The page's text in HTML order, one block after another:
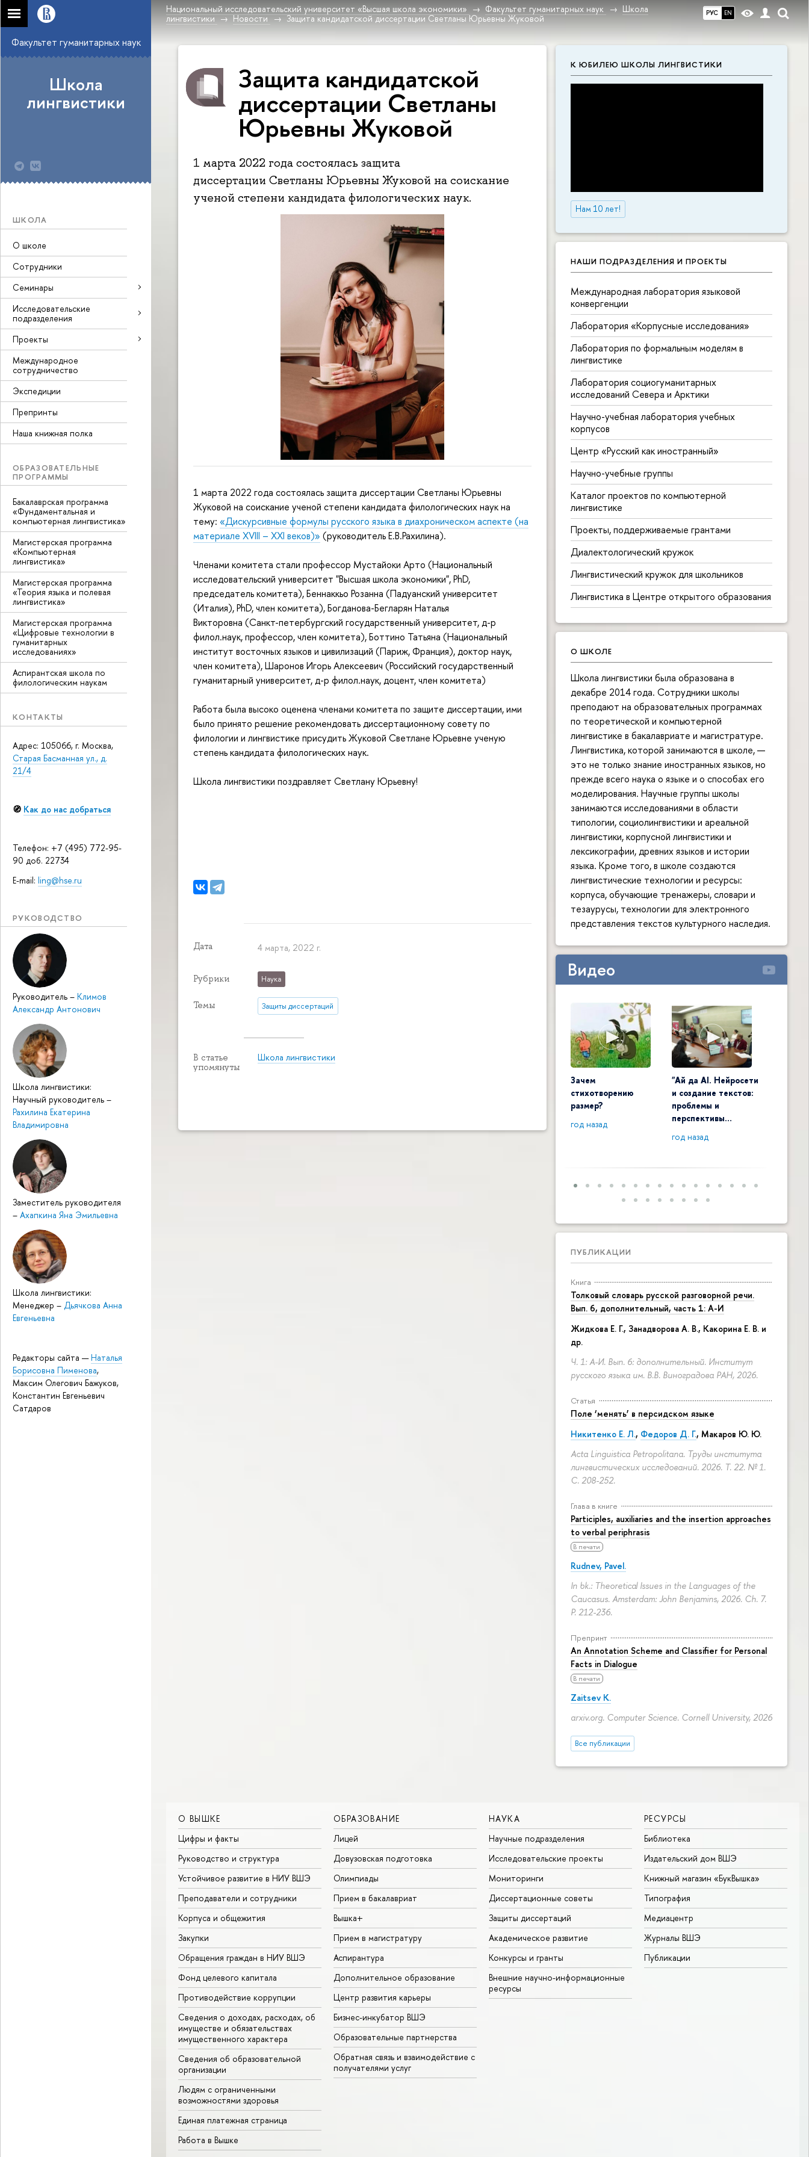
РУС EN
Национальный исследовательский университет «Высшая школа экономики» Факультет гуманитарных наук
Школа
лингвистики
Новости Защита кандидатской диссертации Светланы Юрьевны Жуковой
Факультет гуманитарных наук
Школа
лингвистики
ШКОЛА
О школе
Сотрудники
Семинары
Исследовательские
подразделения
Проекты
Международное
сотрудничество
Экспедиции
Препринты
Наша книжная полка
ОБРАЗОВАТЕЛЬНЫЕ
ПРОГРАММЫ
Бакалаврская программа
«Фундаментальная и
компьютерная лингвистика»
Магистерская программа
«Компьютерная
лингвистика»
Магистерская программа
«Теория языка и полевая
лингвистика»
Магистерская программа
«Цифровые технологии в
гуманитарных
исследованиях»
Аспирантская школа по
филологическим наукам
КОНТАКТЫ
Адрес: 105066, г. Москва,
Старая Басманная ул., д.
21/4
🧭 Как до нас добраться
Телефон: +7 (495) 772-95-
90 доб. 22734
E-mail: ling@hse.ru
РУКОВОДСТВО
Руководитель – Климов
Александр Антонович
Школа лингвистики:
Научный руководитель –
Рахилина Екатерина
Владимировна
Заместитель руководителя
– Ахапкина Яна Эмильевна
Школа лингвистики:
Менеджер – Дьячкова Анна
Евгеньевна
Редакторы сайта —Наталья
Борисовна Пименова,
Максим Олегович Бажуков,
Константин Евгеньевич
Сатдаров
К ЮБИЛЕЮ ШКОЛЫ ЛИНГВИСТИКИ
Нам 10 лет!
НАШИ ПОДРАЗДЕЛЕНИЯ И ПРОЕКТЫ
Международная лаборатория языковой
конвергенции
Лаборатория «Корпусные исследования»
Лаборатория по формальным моделям в
лингвистике
Лаборатория социогуманитарных
исследований Севера и Арктики
Научно-учебная лаборатория учебных
корпусов
Центр «Русский как иностранный»
Научно-учебные группы
Каталог проектов по компьютерной
лингвистике
Проекты, поддерживаемые грантами
Диалектологический кружок
Лингвистический кружок для школьников
Лингвистика в Центре открытого образования
О ШКОЛЕ
Школа лингвистики была образована в
декабре 2014 года. Сотрудники школы
преподают на образовательных программах
по теоретической и компьютерной
лингвистике в бакалавриате и магистратуре.
Лингвистика, которой занимаются в школе, —
это не только знание иностранных языков, но
прежде всего наука о языке и о способах его
моделирования. Научные группы школы
занимаются исследованиями в области
типологии, социолингвистики и ареальной
лингвистики, корпусной лингвистики и
лексикографии, древних языков и истории
языка. Кроме того, в школе создаются
лингвистические технологии и ресурсы:
корпуса, обучающие тренажеры, словари и
тезаурусы, технологии для электронного
представления текстов культурного наследия.
Видео
Зачем
стихотворению
размер?
год назад
"Ай да AI. Нейросети
и создание текстов:
проблемы и
перспективы…
год назад
ПУБЛИКАЦИИ
Книга
Толковый словарь русской разговорной речи.
Вып. 6, дополнительный, часть 1: А-И
Жидкова Е. Г., Занадворова А. В., Какорина Е. В. и
др.
Ч. 1: А-И. Вып. 6: дополнительный. Институт
русского языка им. В.В. Виноградова РАН, 2026.
Статья
Поле ‘менять’ в персидском языке
Никитенко Е. Л., Федоров Д. Г., Макаров Ю. Ю.
Acta Linguistica Petropolitana. Труды института
лингвистических исследований. 2026. Т. 22. № 1.
С. 208-252.
Глава в книге
Participles, auxiliaries and the insertion approaches
to verbal periphrasis
В печати
Rudnev, Pavel.
In bk.: Theoretical Issues in the Languages of the
Caucasus. Amsterdam: John Benjamins, 2026. Ch. 7.
P. 212-236.
Препринт
An Annotation Scheme and Classifier for Personal
Facts in Dialogue
В печати
Zaitsev K.
arxiv.org. Computer Science. Cornell University, 2026
Все публикации
Защита кандидатской
диссертации Светланы
Юрьевны Жуковой
1 марта 2022 года состоялась защита
диссертации Светланы Юрьевны Жуковой на соискание
ученой степени кандидата филологических наук.
1 марта 2022 года состоялась защита диссертации Светланы Юрьевны
Жуковой на соискание ученой степени кандидата филологических наук на
тему: «Дискурсивные формулы русского языка в диахроническом аспекте (на
материале XVIII – XXI веков)» (руководитель Е.В.Рахилина).
Членами комитета стали профессор Мустайоки Арто (Национальный
исследовательский университет "Высшая школа экономики", PhD,
председатель комитета), Беннаккьо Розанна (Падуанский университет
(Италия), PhD, член комитета), Богданова-Бегларян Наталья
Викторовна (Санкт-петербургский государственный университет, д-р
филол.наук, профессор, член комитета), Боттино Татьяна (Национальный
институт восточных языков и цивилизаций (Париж, Франция), доктор наук,
член комитета), Шаронов Игорь Алексеевич (Российский государственный
гуманитарный университет, д-р филол.наук, доцент, член комитета)
Работа была высоко оценена членами комитета по защите диссертации, ими
было принято решение рекомендовать диссертационному совету по
филологии и лингвистике присудить Жуковой Светлане Юрьевне ученую
степень кандидата филологических наук.
Школа лингвистики поздравляет Светлану Юрьевну!
Дата 4 марта, 2022 г.
Рубрики Наука
Темы Защиты диссертаций
В статье
упомянуты
Школа лингвистики
О ВЫШКЕ
Цифры и факты
Руководство и структура
Устойчивое развитие в НИУ ВШЭ
Преподаватели и сотрудники
Корпуса и общежития
Закупки
Обращения граждан в НИУ ВШЭ
Фонд целевого капитала
Противодействие коррупции
Сведения о доходах, расходах, об
имуществе и обязательствах
имущественного характера
Сведения об образовательной
организации
Людям с ограниченными
возможностями здоровья
Единая платежная страница
Работа в Вышке
ОБРАЗОВАНИЕ
Лицей
Довузовская подготовка
Олимпиады
Прием в бакалавриат
Вышка+
Прием в магистратуру
Аспирантура
Дополнительное образование
Центр развития карьеры
Бизнес-инкубатор ВШЭ
Образовательные партнерства
Обратная связь и взаимодействие с
получателями услуг
НАУКА
Научные подразделения
Исследовательские проекты
Мониторинги
Диссертационные советы
Защиты диссертаций
Академическое развитие
Конкурсы и гранты
Внешние научно-информационные
ресурсы
РЕСУРСЫ
Библиотека
Издательский дом ВШЭ
Книжный магазин «БукВышка»
Типография
Медиацентр
Журналы ВШЭ
Публикации